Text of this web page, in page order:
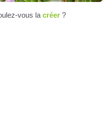
vous la créer ?